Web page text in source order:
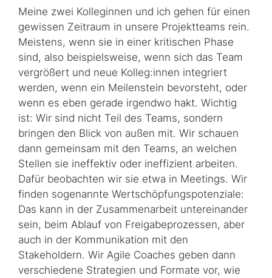
Meine zwei Kolleginnen und ich gehen für einen
gewissen Zeitraum in unsere Pro­jekt­teams rein.
Meistens, wenn sie in einer kritischen Phase
sind, also beispielsweise, wenn sich das Team
vergrößert und neue Kolleg:innen integriert
werden, wenn ein Mei­len­stein bevorsteht, oder
wenn es eben gerade irgendwo hakt. Wichtig
ist: Wir sind nicht Teil des Teams, sondern
bringen den Blick von außen mit. Wir schauen
dann gemeinsam mit den Teams, an welchen
Stellen sie ineffektiv oder ineffizient arbeiten.
Dafür beobachten wir sie etwa in Meetings. Wir
finden sogenannte Wert­schöpf­ungs­po­ten­ziale:
Das kann in der Zusammenarbeit untereinander
sein, beim Ablauf von Frei­ga­be­pro­zessen, aber
auch in der Kommunikation mit den
Stakeholdern. Wir Agile Coaches geben dann
verschiedene Stra­te­gien und Formate vor, wie